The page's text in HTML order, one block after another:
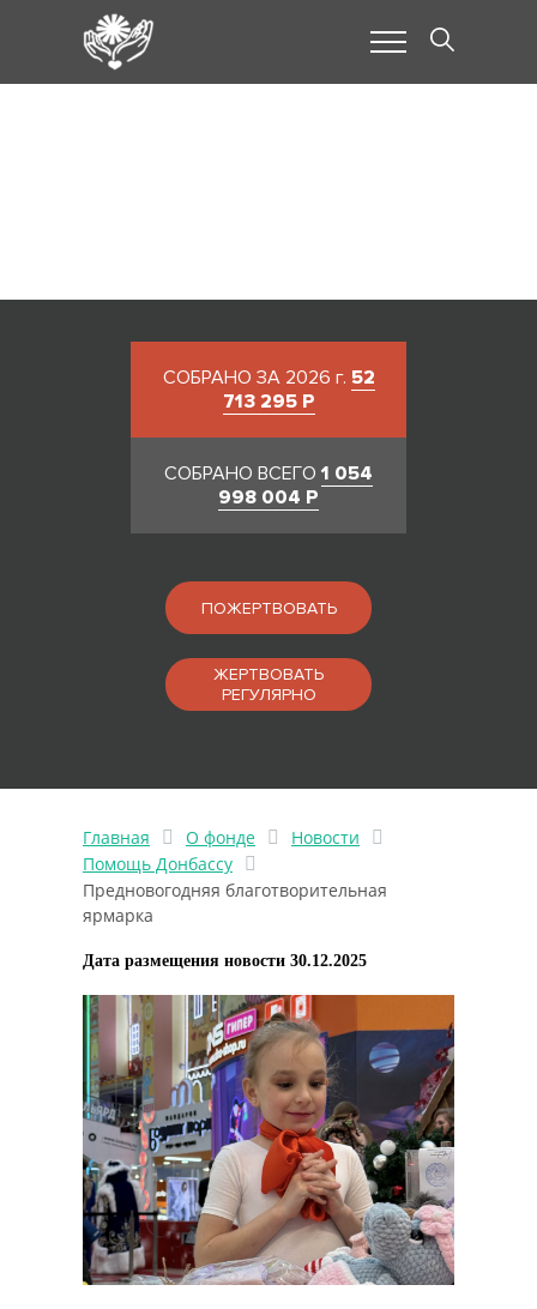
СОБРАНО ЗА 2026 г. 52
713 295 Р
СОБРАНО ВСЕГО 1 054
998 004 Р
ПОЖЕРТВОВАТЬ
ЖЕРТВОВАТЬ
РЕГУЛЯРНО
Главная О фонде
Новости
Помощь Донбассу
Предновогодняя благотворительная
ярмарка
Дата размещения новости 30.12.2025